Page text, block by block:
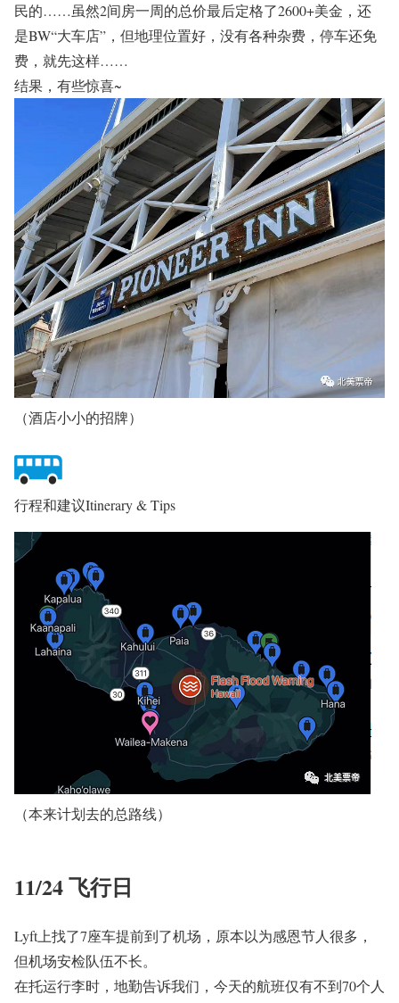
民的……虽然2间房一周的总价最后定格了2600+美金，还
是BW“大车店”，但地理位置好，没有各种杂费，停车还免
费，就先这样……
结果，有些惊喜~
（酒店小小的招牌）
行程和建议Itinerary & Tips
（本来计划去的总路线）
11/24 飞行日
Lyft上找了7座车提前到了机场，原本以为感恩节人很多，
但机场安检队伍不长。
在托运行李时，地勤告诉我们，今天的航班仅有不到70个人